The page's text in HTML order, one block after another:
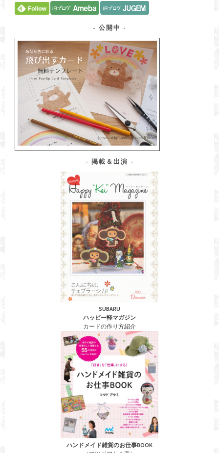
ア
ス
を
公開中
掲載＆出演
SUBARU
ハッピー軽マガジン
カードの作り方紹介
ハンドメイド雑貨のお仕事BOOK